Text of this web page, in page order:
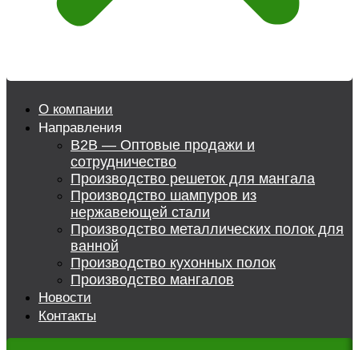
О компании
Направления
B2B — Оптовые продажи и
сотрудничество
Производство решеток для мангала
Производство шампуров из
нержавеющей стали
Производство металлических полок для
ванной
Производство кухонных полок
Производство мангалов
Новости
Контакты